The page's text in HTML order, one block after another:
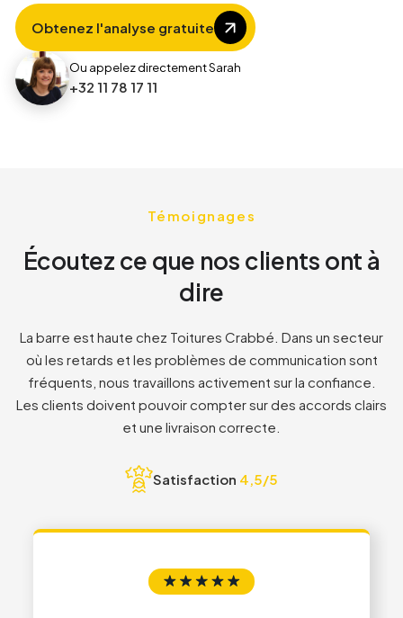
4
8
3
4
5
8
2
3
4
4
5
8
2
3
4
Obtenez l'analyse gratuite
Ou appelez directement Sarah
+32 11 78 17 11
Témoignages
Écoutez ce que nos clients ont à
dire
La barre est haute chez Toitures Crabbé. Dans un secteur
où les retards et les problèmes de communication sont
fréquents, nous travaillons activement sur la confiance.
Les clients doivent pouvoir compter sur des accords clairs
et une livraison correcte.
Satisfaction 4,5/5